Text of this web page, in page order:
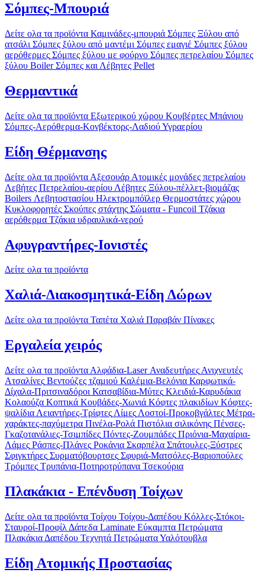
Σόμπες-Μπουριά
Δείτε ολα τα προϊόντα Καμινάδες-μπουριά Σόμπες Ξύλου από
ατσάλι Σόμπες ξύλου από μαντέμι Σόμπες εμαγιέ Σόμπες ξύλου
αερόθερμες Σόμπες ξύλου με φούρνο Σόμπες πετρελαίου Σόμπες
ξύλου Boiler Σόμπες και Λέβητες Pellet
Θερμαντικά
Δείτε ολα τα προϊόντα Εξωτερικού χώρου Κουβέρτες Μπάνιου
Σόμπες-Αερόθερμα-Κονβέκτορς-ΛαδιούΥγραερίου
Είδη Θέρμανσης
Δείτε ολα τα προϊόντα Αξεσουάρ Ατομικές μονάδες πετρελαίου
Λεβήτες Πετρελαίου-αερίου Λέβητες Ξύλου-πέλλετ-βιομάζας
Boilers Λεβητοστασίου Ηλεκτρομπόϊλερ Θερμοστάτες χώρου
Κυκλοφορητές Σκούπες στάχτης Σώματα - Funcoil Τζάκια
αερόθερμα Τζάκια υδραυλικά-νερού
Αφυγραντήρες-Ιονιστές
Δείτε ολα τα προϊόντα
Χαλιά-Διακοσμητικά-Είδη Δώρων
Δείτε ολα τα προϊόντα Ταπέτα Χαλιά Παραβάν Πίνακες
Εργαλεία χειρός
Δείτε ολα τα προϊόντα Αλφάδια-Laser Αναδευτήρες Ανιχνευτές
Ατσαλίνες Βεντούζες τζαμιού Καλέμια-Βελόνια Καρφωτικά-
Δίχαλα-Πριτσιναδόροι Κατσαβίδια-Μύτες Κλειδιά-Καρυδάκια
Κολαούζα Κοπτικά Κουβάδες-Χωνιά Κόφτες πλακιδίων Κόφτες-
ψαλίδια Λειαντήρες-Τρίφτες Λίμες Λοστοί-Προκοβγάλτες Μέτρα-
χαράκτες-παχύμετρα Πινέλα-Ρολά Πιστόλια σιλικόνης Πένσες-
Γκαζοτανάλιες-Τσιμπίδες Πόντες-Ζουμπάδες Πριόνια-Μαχαίρια-
Λάμες Ράσπες-Πλάνες Ροκάνια Σκαρπέλα Σπάτουλες-Ξύστρες
Σφιγκτήρες Συρματόβουρτσες Σφυριά-Ματσόλες-Βαριοπούλες
Τρόμπες Τρυπάνια-Ποτηροτρύπανα Τσεκούρια
Πλακάκια - Επένδυση Τοίχων
Δείτε ολα τα προϊόντα Τοίχου Τοίχου-Δαπέδου Κόλλες-Στόκοι-
Σταυροί-Προφίλ Δάπεδα Laminate Εύκαμπτα Πετρώματα
Πλακάκια Δαπέδου Τεχνητά ΠετρώματαΥαλότουβλα
Είδη Ατομικής Προστασίας